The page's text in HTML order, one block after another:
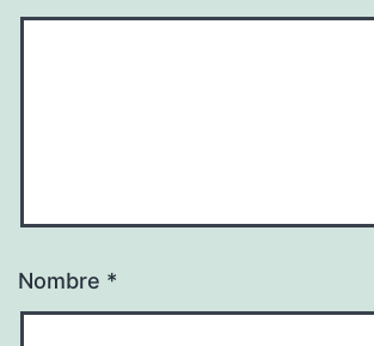
Nombre *